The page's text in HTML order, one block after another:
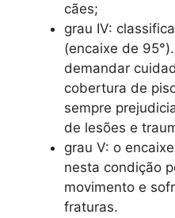
cães;
grau IV:
(encaixe de
demandar
cobertura de
sempre
de lesões e
grau V: o
nesta condição
movimento e
fraturas.